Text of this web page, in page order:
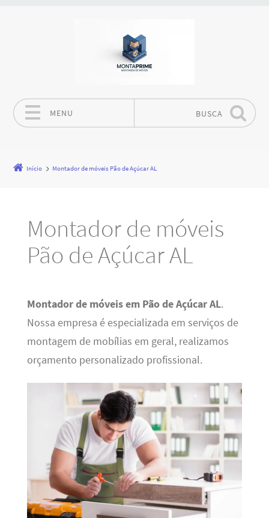
MENU BUSCA
Início Montador de móveis Pão de Açúcar AL
Montador de móveis
Pão de Açúcar AL
Montador de móveis em Pão de Açúcar AL.
Nossa empresa é especializada em serviços de
montagem de mobílias em geral, realizamos
orçamento personalizado profissional.